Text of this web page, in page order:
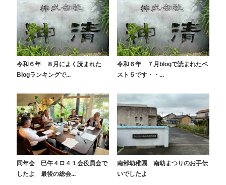
令和６年 ８月によく読まれた
Blogランキングで...
令和６年 ７月blogで読まれたベ
スト５です・・...
同年会 巳午４ロ４１会役員会で
したよ 最後の総会...
南部幼稚園 南幼まつりのお手伝
いでしたよ